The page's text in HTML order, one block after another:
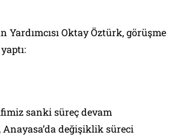
Yardımcısı Oktay Öztürk, görüşme
sanki süreç devam
Anayasa’da değişiklik süreci